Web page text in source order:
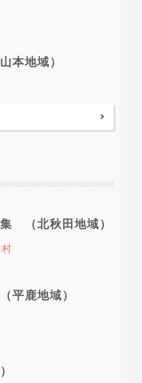
本地域）
（北秋田地域）
村
平鹿地域）